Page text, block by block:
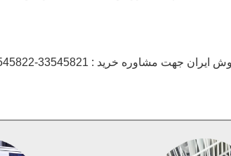
جهت مشاوره خرید : 33545821-33545822